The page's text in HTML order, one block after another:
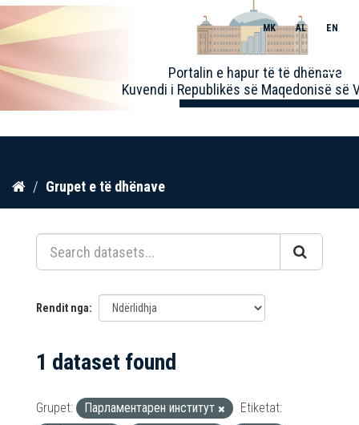
Kalo
përmbajtja
Portalin e hapur të të dhënave
Kuvendi i Republikës së Maqedonisë së
MK AL EN
Toggle
Grupet e të dhënave
Rendit nga
1 dataset found
Grupet: Парламентарен институт
Etiketat: